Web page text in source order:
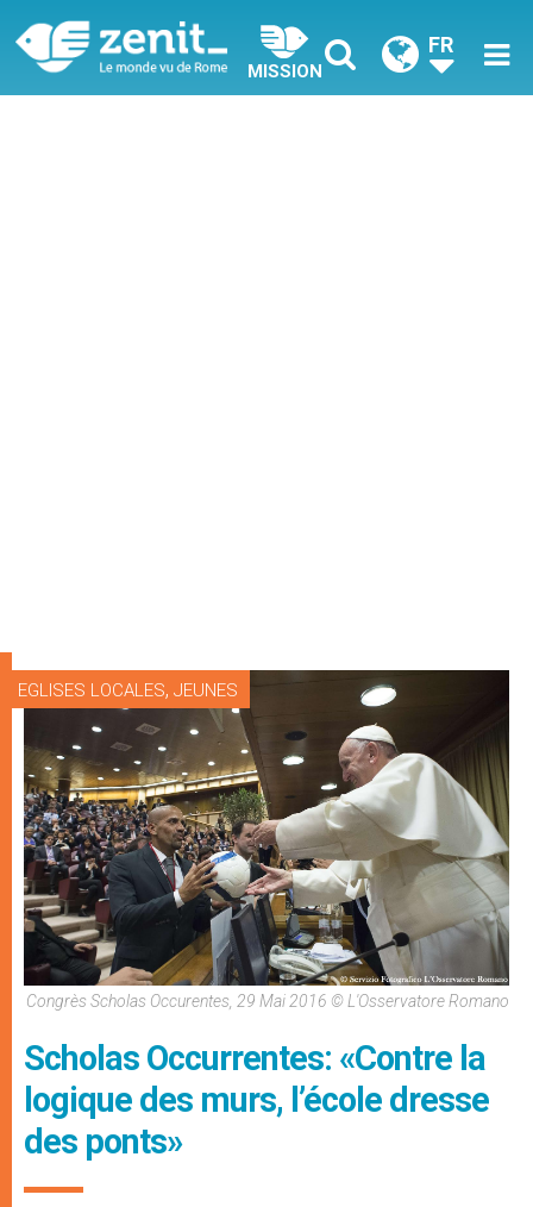
MISSION
FR
EGLISES LOCALES, JEUNES
Congrès Scholas Occurentes, 29 Mai 2016 © L'Osservatore Romano
Scholas Occurrentes: «Contre la
logique des murs, l’école dresse
des ponts»